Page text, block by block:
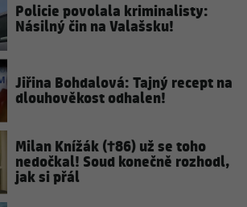
Policie povolala kriminalisty:
Násilný čin na Valašsku!
Jiřina Bohdalová: Tajný recept na
dlouhověkost odhalen!
Milan Knížák (†86) už se toho
nedočkal! Soud konečně rozhodl,
jak si přál